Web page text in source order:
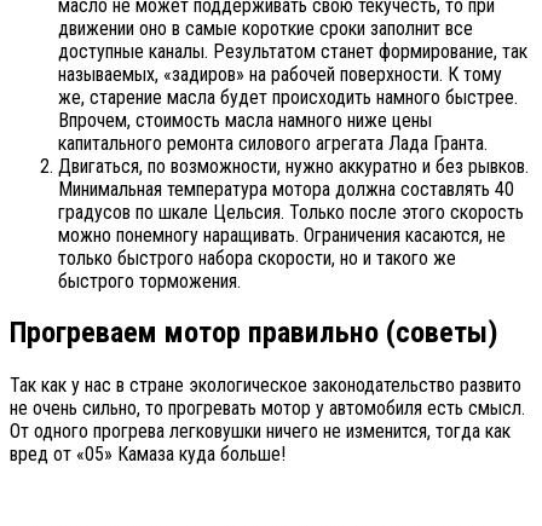
масло не может поддерживать свою текучесть, то при
движении оно в самые короткие сроки заполнит все
доступные каналы. Результатом станет формирование, так
называемых, «задиров» на рабочей поверхности. К тому
же, старение масла будет происходить намного быстрее.
Впрочем, стоимость масла намного ниже цены
капитального ремонта силового агрегата Лада Гранта.
Двигаться, по возможности, нужно аккуратно и без рывков.
Минимальная температура мотора должна составлять 40
градусов по шкале Цельсия. Только после этого скорость
можно понемногу наращивать. Ограничения касаются, не
только быстрого набора скорости, но и такого же
быстрого торможения.
Прогреваем мотор правильно (советы)
Так как у нас в стране экологическое законодательство развито
не очень сильно, то прогревать мотор у автомобиля есть смысл.
От одного прогрева легковушки ничего не изменится, тогда как
вред от «05» Камаза куда больше!